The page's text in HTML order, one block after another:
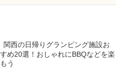
関西の日帰りグランピング施設お
め20選！おしゃれにBBQなどを楽
う